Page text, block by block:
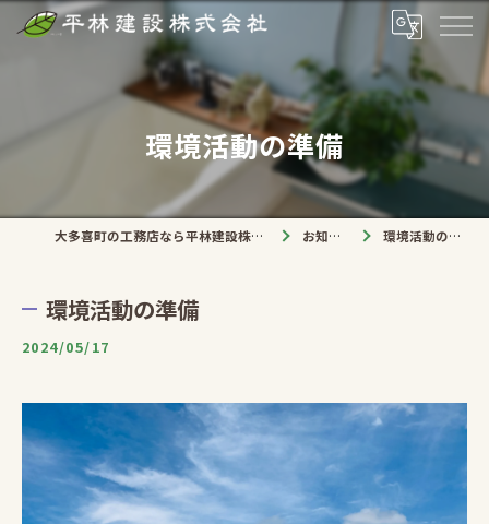
環境活動の準備
大多喜町の工務店なら平林建設株式会社 お知らせ 環境活動の準備
環境活動の準備
2024/05/17